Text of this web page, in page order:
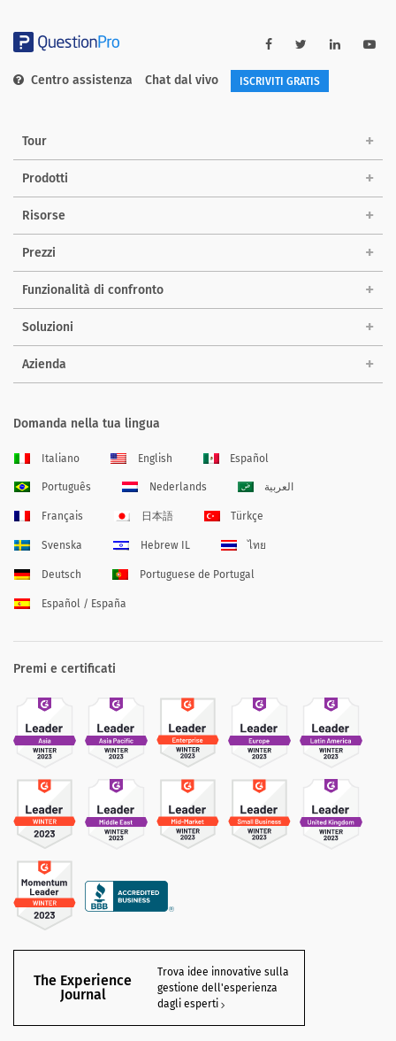
Centro assistenza Chat dal vivo ISCRIVITI GRATIS
Tour
Prodotti
Risorse
Prezzi
Funzionalità di confronto
Soluzioni
Azienda
Domanda nella tua lingua
Italiano English Español
Português Nederlands العربية
Français 日本語 Türkçe
Svenska Hebrew IL ไทย
Deutsch Portuguese de Portugal
Español / España
Premi e certificati
The Experience
Journal
Trova idee innovative sulla
gestione dell'esperienza
dagli esperti